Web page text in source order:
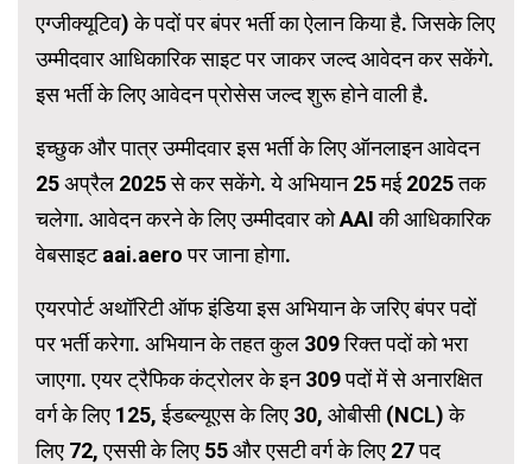
एग्जीक्यूटिव) के पदों पर बंपर भर्ती का ऐलान किया है. जिसके लिए
उम्मीदवार आधिकारिक साइट पर जाकर जल्द आवेदन कर सकेंगे.
इस भर्ती के लिए आवेदन प्रोसेस जल्द शुरू होने वाली है.
इच्छुक और पात्र उम्मीदवार इस भर्ती के लिए ऑनलाइन आवेदन
25 अप्रैल 2025 से कर सकेंगे. ये अभियान 25 मई 2025 तक
चलेगा. आवेदन करने के लिए उम्मीदवार को AAI की आधिकारिक
वेबसाइट aai.aero पर जाना होगा.
एयरपोर्ट अथॉरिटी ऑफ इंडिया इस अभियान के जरिए बंपर पदों
पर भर्ती करेगा. अभियान के तहत कुल 309 रिक्त पदों को भरा
जाएगा. एयर ट्रैफिक कंट्रोलर के इन 309 पदों में से अनारक्षित
वर्ग के लिए 125, ईडब्ल्यूएस के लिए 30, ओबीसी (NCL) के
लिए 72, एससी के लिए 55 और एसटी वर्ग के लिए 27 पद